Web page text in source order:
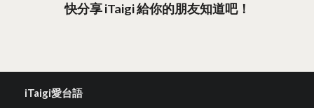
快分享 iTaigi 給你的朋友知道吧！
iTaigi愛台語